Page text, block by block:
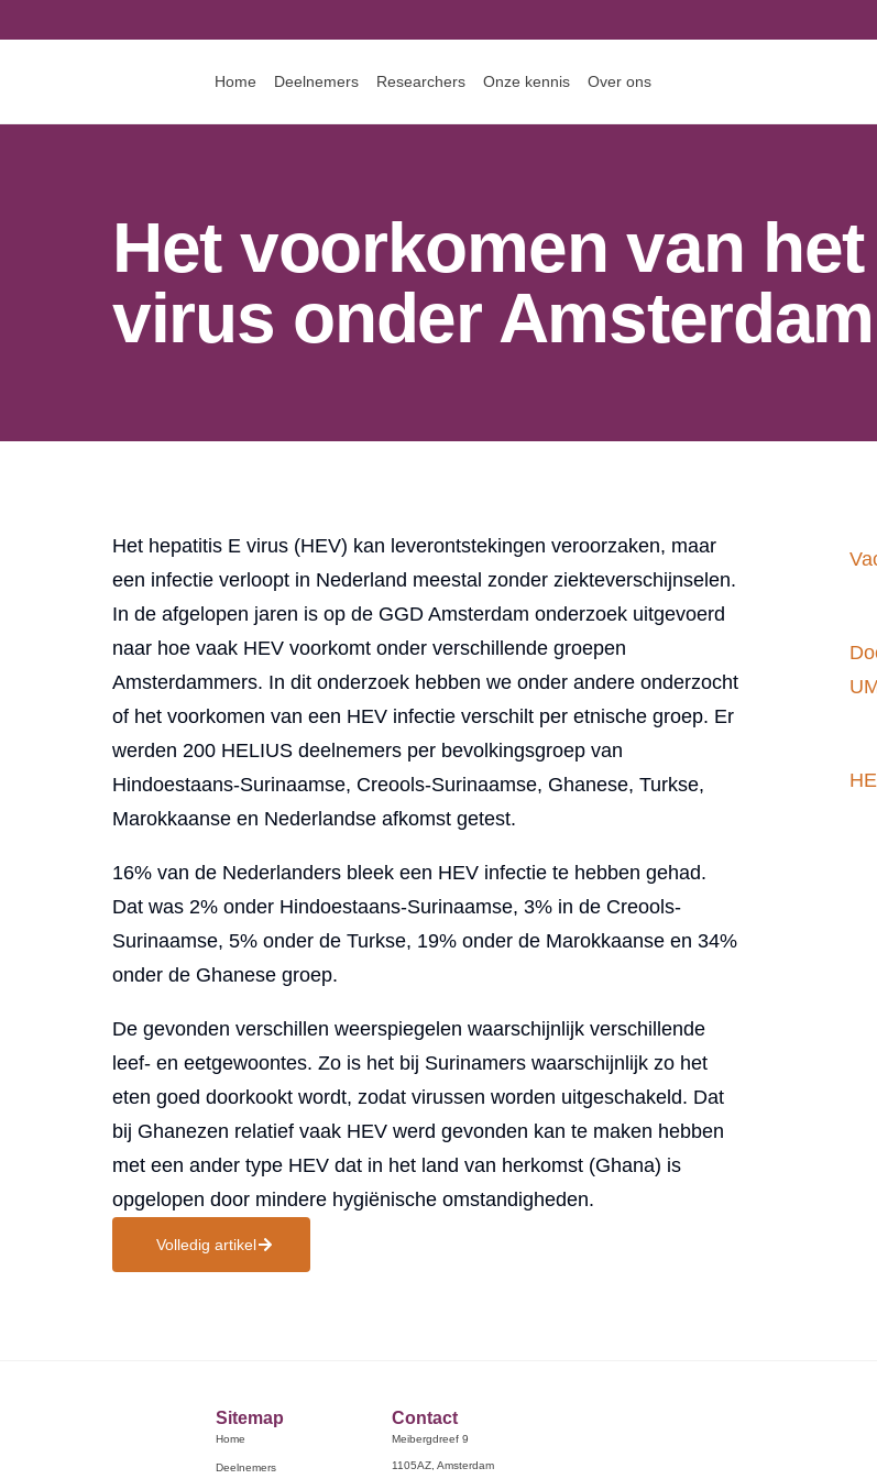
Home Deelnemers Researchers Onze kennis Over ons
Het voorkomen van
virus onder
Het hepatitis E virus (HEV) kan leverontstekingen veroorzaken, maar
een infectie verloopt in Nederland meestal zonder ziekteverschijnselen.
In de afgelopen jaren is op de GGD Amsterdam onderzoek uitgevoerd
naar hoe vaak HEV voorkomt onder verschillende groepen
Amsterdammers. In dit onderzoek hebben we onder andere onderzocht
of het voorkomen van een HEV infectie verschilt per etnische groep. Er
werden 200 HELIUS deelnemers per bevolkingsgroep van
Hindoestaans-Surinaamse, Creools-Surinaamse, Ghanese, Turkse,
Marokkaanse en Nederlandse afkomst getest.
16% van de Nederlanders bleek een HEV infectie te hebben gehad.
Dat was 2% onder Hindoestaans-Surinaamse, 3% in de Creools-
Surinaamse, 5% onder de Turkse, 19% onder de Marokkaanse en 34%
onder de Ghanese groep.
De gevonden verschillen weerspiegelen waarschijnlijk verschillende
leef- en eetgewoontes. Zo is het bij Surinamers waarschijnlijk zo het
eten goed doorkookt wordt, zodat virussen worden uitgeschakeld. Dat
bij Ghanezen relatief vaak HEV werd gevonden kan te maken hebben
met een ander type HEV dat in het land van herkomst (Ghana) is
opgelopen door mindere hygiënische omstandigheden.
Volledig artikel
Sitemap
Home
Deelnemers
Contact
Meibergdreef 9
1105AZ, Amsterdam